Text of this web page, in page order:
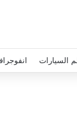
السيارات